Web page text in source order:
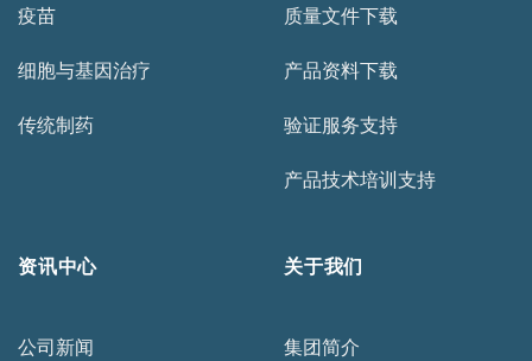
疫苗
细胞与基因治疗
传统制药
质量文件下载
产品资料下载
验证服务支持
产品技术培训支持
资讯中心
公司新闻
关于我们
集团简介